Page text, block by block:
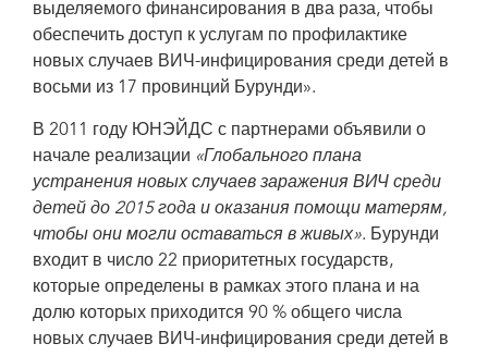
выделяемого финансирования в два раза, чтобы
обеспечить доступ к услугам по профилактике
новых случаев ВИЧ-инфицирования среди детей в
восьми из 17 провинций Бурунди».
В 2011 году ЮНЭЙДС с партнерами объявили о
начале реализации «Глобального плана
устранения новых случаев заражения ВИЧ среди
детей до 2015 года и оказания помощи матерям,
чтобы они могли оставаться в живых». Бурунди
входит в число 22 приоритетных государств,
которые определены в рамках этого плана и на
долю которых приходится 90 % общего числа
новых случаев ВИЧ-инфицирования среди детей в